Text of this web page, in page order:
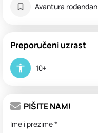
Avantura rođendan
Preporučeni uzrast
10+
PIŠITE NAM!
Ime i prezime *